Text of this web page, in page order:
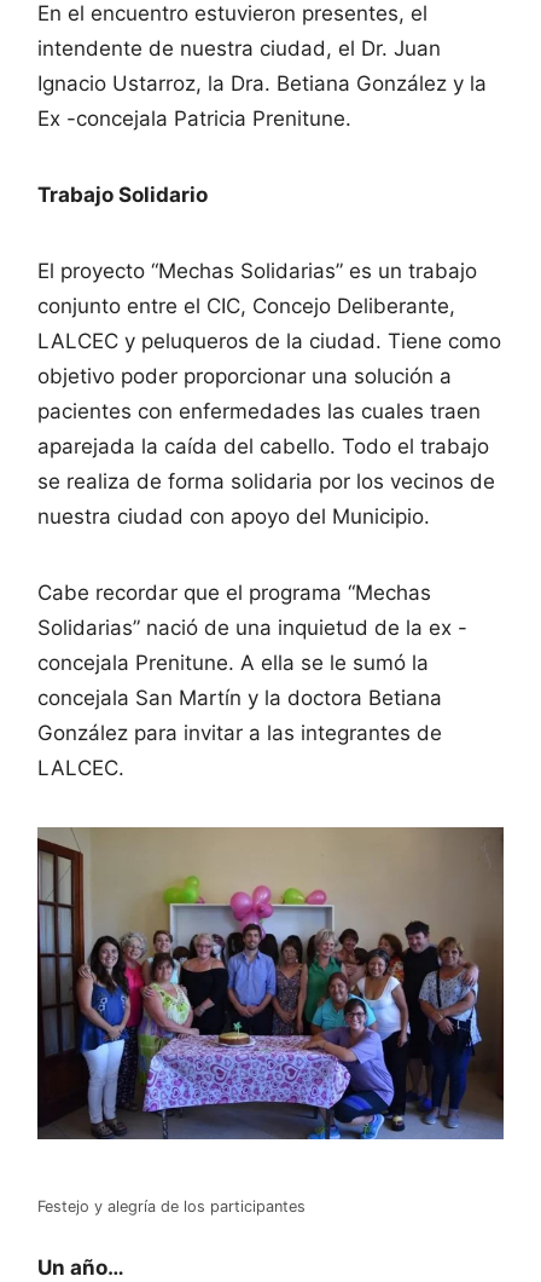
En el encuentro estuvieron presentes, el
intendente de nuestra ciudad, el Dr. Juan
Ignacio Ustarroz, la Dra. Betiana González y la
Ex -concejala Patricia Prenitune.
Trabajo Solidario
El proyecto “Mechas Solidarias” es un trabajo
conjunto entre el CIC, Concejo Deliberante,
LALCEC y peluqueros de la ciudad. Tiene como
objetivo poder proporcionar una solución a
pacientes con enfermedades las cuales traen
aparejada la caída del cabello. Todo el trabajo
se realiza de forma solidaria por los vecinos de
nuestra ciudad con apoyo del Municipio.
Cabe recordar que el programa “Mechas
Solidarias” nació de una inquietud de la ex -
concejala Prenitune. A ella se le sumó la
concejala San Martín y la doctora Betiana
González para invitar a las integrantes de
LALCEC.
Festejo y alegría de los participantes
Un año…